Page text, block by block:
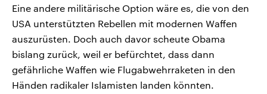
Eine andere militärische Option wäre es, die von den
USA unterstützten Rebellen mit modernen Waffen
auszurüsten. Doch auch davor scheute Obama
bislang zurück, weil er befürchtet, dass dann
gefährliche Waffen wie Flugabwehrraketen in den
Händen radikaler Islamisten landen könnten.